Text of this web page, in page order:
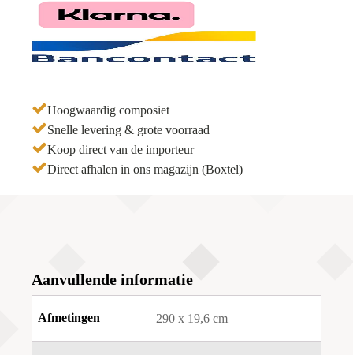
Hoogwaardig composiet
Snelle levering & grote voorraad
Koop direct van de importeur
Direct afhalen in ons magazijn (Boxtel)
Aanvullende informatie
Afmetingen 290 x 19,6 cm